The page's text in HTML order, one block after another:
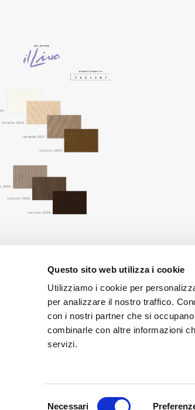
Questo sito web utilizza i cookie
Utilizziamo i cookie per
per analizzare il nostro traffico.
con i nostri partner che si
combinarle con altre informazioni
servizi.
Necessari